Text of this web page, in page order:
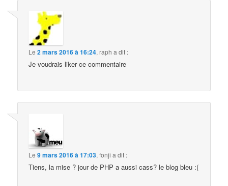
Le2 mars 2016 à 16:24,raph a dit :
Je voudrais liker ce commentaire
Le9 mars 2016 à 17:03,fonji a dit :
Tiens, la mise ? jour de PHP a aussi cass? le blog bleu :(